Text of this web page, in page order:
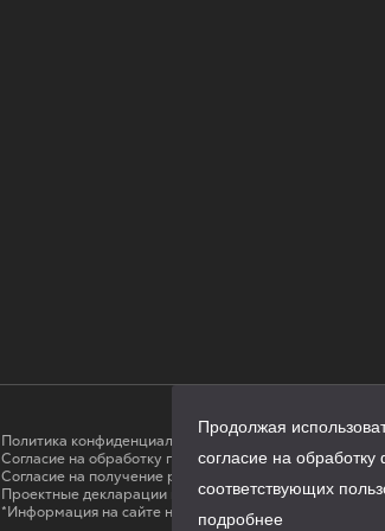
Политика конфиденциальности
Согласие на обработку персональных данных
Cогласие на получение рассылки
Проектные декларации на сайте наш.дом.рф
*Информация на сайте не является публичной офертой
Продолжая
согласие на
соответствующих
подробнее